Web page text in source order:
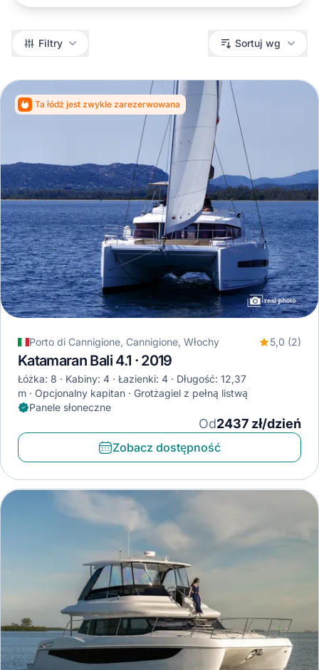
Filtry Filtry Sortuj wg
Ta łódź jest zwykle zarezerwowana
Porto di Cannigione, Cannigione, Włochy 5,0 (2)
Katamaran Bali 4.1 · 2019
Łóżka: 8 Kabiny: 4 Łazienki: 4
Długość: 12,37
m
Opcjonalny kapitan
Grotżagiel z pełną listwą
Panele słoneczne
Od2437 zł/dzień
Zobacz dostępność